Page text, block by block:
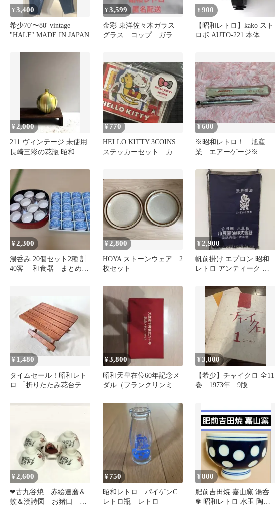
¥3,400
希少70'〜80' vintage
"HALF" MADE IN JAPAN
¥3,599
金彩 東洋佐々木ガラス
グラス コップ ガラ
¥ 900
【昭和レトロ】kako スト
ロボ AUTO-221 本体 ケー
¥ 2,000
211 ヴィンテージ 未使用
長崎三彩の花瓶 昭和 イ
¥ 770
HELLO KITTY 3COINS
ステッカーセット カセ
¥600
※昭和レトロ！ 旭産
業 エアーゲージ※
¥2,300
湯呑み 20個セット2種 計
40客 和食器 まとめ売
¥ 2,800
HOYA ストーンウェア 2
枚セット
¥2,900
帆前掛け エプロン 昭和
レトロ アンティーク ヴ
¥ 1,480
タイムセール！昭和レト
ロ 「折りたたみ花台テー
レア
¥3,800
昭和天皇在位60年記念メ
ダル（フランクリンミン
¥3,800
【希少】チャイクロ 全11
巻 1973年 9版
¥2,600
❤古九谷焼 赤絵達磨＆
蚊＆漢詩図 お猪口
¥750
昭和レトロ パイゲンC
レトロ瓶 レトロ
¥800
肥前吉田焼 嘉山窯 湯呑
✾ 昭和レトロ 水玉 陶印